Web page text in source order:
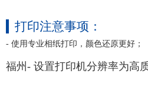
打印注意事项：
- 使用专业相纸打印，颜色还原更好；
福州- 设置打印机分辨率为高